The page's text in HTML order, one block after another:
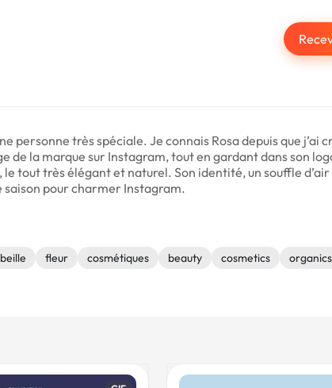
personne très spéciale. Je connais Rosa depuis que j’ai
de la marque sur Instagram, tout en gardant dans son
tout très élégant et naturel. Son identité, un souffle
pour charmer Instagram.
fleur cosmétiques beauty cosmetics
organics